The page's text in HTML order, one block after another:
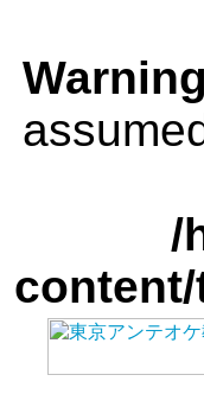
Warning
/